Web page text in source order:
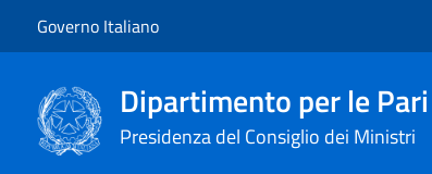
Governo Italiano
Dipartimento per le
Presidenza del Consiglio dei Ministri